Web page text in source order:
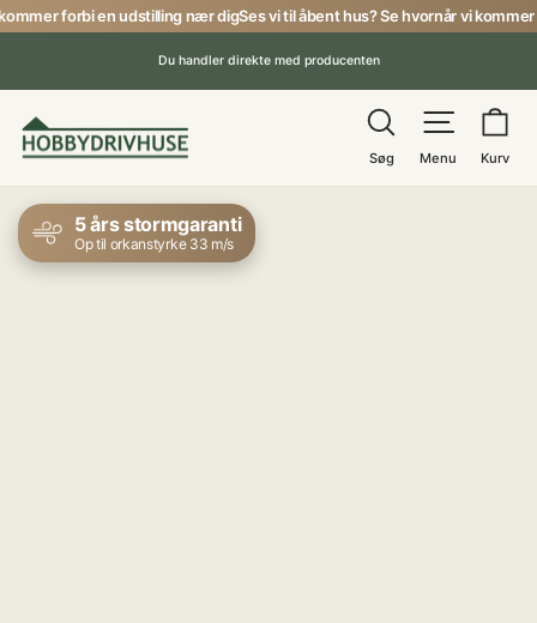
Gå
forbi en udstilling nær digSes vi til åbent hus? Se hvornår vi kommer
Du handler direkte med producenten
Søg
Søg
Menu
Menu Kurv
5 års stormgaranti
Op til orkanstyrke 33 m/s